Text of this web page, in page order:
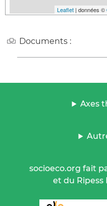
Leaflet | données ©
Documents :
Axes
socioeco.org fait
et du